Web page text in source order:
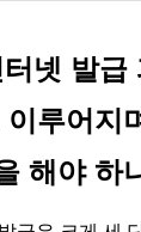
넷 발급
루어지
해야 하